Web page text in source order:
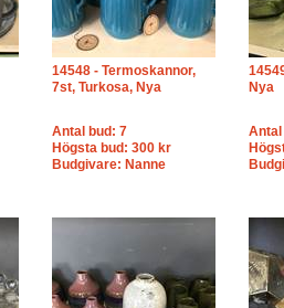
14548 - Termoskannor,
7st, Turkosa, Nya
Antal bud: 7
Högsta bud: 300 kr
Budgivare: Nanne
Nya
Antal